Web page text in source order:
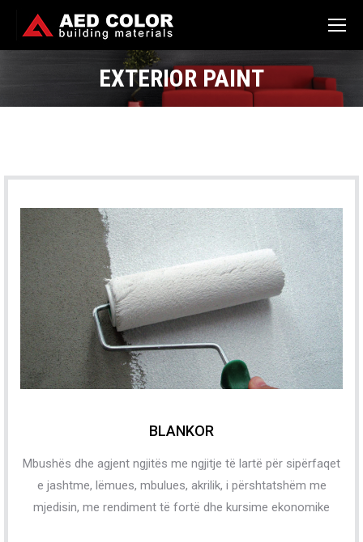
EXTERIOR PAINT
You are here:
BLANKOR
Mbushës dhe agjent ngjitës me ngjitje të lartë për sipërfaqet
e jashtme, lëmues, mbulues, akrilik, i përshtatshëm me
mjedisin, me rendiment të fortë dhe kursime ekonomike